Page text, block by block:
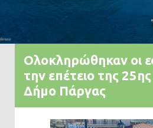
Ολοκληρώθηκαν οι
την επέτειο της
Δήμο Πάργας